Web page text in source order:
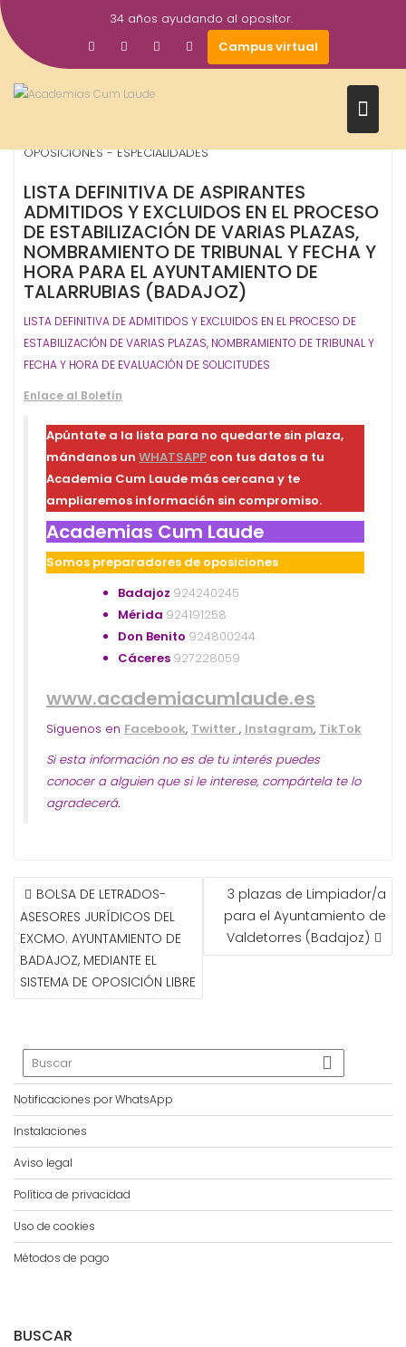
Saltar
al
contenido
34 años ayudando al opositor.
Campus virtual
Nov
2024
Gestor AcademiasCumLaude
OPOSICIONES - ESPECIALIDADES
LISTA DEFINITIVA DE ASPIRANTES
ADMITIDOS Y EXCLUIDOS EN EL PROCESO
DE ESTABILIZACIÓN DE VARIAS PLAZAS,
NOMBRAMIENTO DE TRIBUNAL Y FECHA Y
HORA PARA EL AYUNTAMIENTO DE
TALARRUBIAS (BADAJOZ)
LISTA DEFINITIVA DE ADMITIDOS Y EXCLUIDOS EN EL PROCESO DE
ESTABILIZACIÓN DE VARIAS PLAZAS, NOMBRAMIENTO DE TRIBUNAL Y
FECHA Y HORA DE EVALUACIÓN DE SOLICITUDES
Enlace al Boletín
Apúntate a la lista para no quedarte sin plaza,
mándanos un WHATSAPP con tus datos a tu
Academia Cum Laude más cercana y te
ampliaremos información sin compromiso.
Academias Cum Laude
Somos preparadores de oposiciones
Badajoz 924240245
Mérida 924191258
Don Benito 924800244
Cáceres 927228059
www.academiacumlaude.es
Síguenos en Facebook, Twitter , Instagram, TikTok
Si esta información no es de tu interés puedes
conocer a alguien que si le interese, compártela te lo
agradecerá.
NAVEGACIÓN
DE
ENTRADAS
BOLSA DE LETRADOS-
ASESORES JURÍDICOS DEL
EXCMO. AYUNTAMIENTO DE
BADAJOZ, MEDIANTE EL
SISTEMA DE OPOSICIÓN LIBRE
3 plazas de Limpiador/a
para el Ayuntamiento de
Valdetorres (Badajoz)
Notificaciones por WhatsApp
Instalaciones
Aviso legal
Política de privacidad
Uso de cookies
Métodos de pago
BUSCAR